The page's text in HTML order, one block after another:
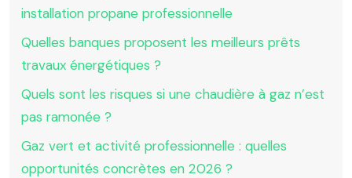
installation propane professionnelle
Quelles banques proposent les meilleurs prêts
travaux énergétiques ?
Quels sont les risques si une chaudière à gaz n’est
pas ramonée ?
Gaz vert et activité professionnelle : quelles
opportunités concrètes en 2026 ?